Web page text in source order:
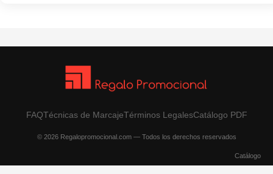
FAQTécnicas de MarcajeTérminos LegalesCatálogo PDF
© 2026 Regalopromocional.com — Todos los derechos reservados
Catálogo